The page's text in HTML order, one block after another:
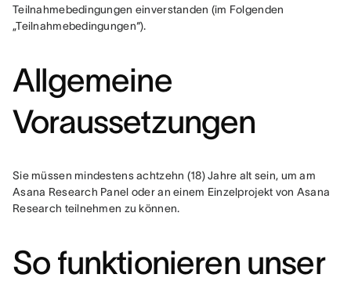
Teilnahmebedingungen einverstanden (im Folgenden
„Teilnahmebedingungen“).
Allgemeine
Voraussetzungen
Sie müssen mindestens achtzehn (18) Jahre alt sein, um am
Asana Research Panel oder an einem Einzelprojekt von Asana
Research teilnehmen zu können.
So funktionieren unser